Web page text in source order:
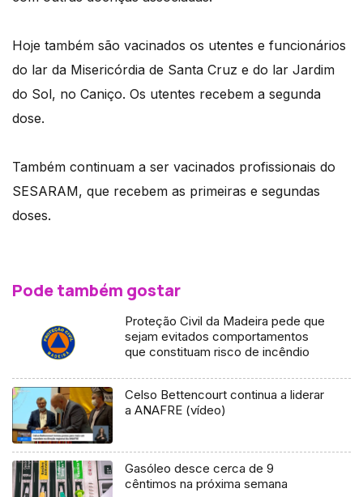
Hoje também são vacinados os utentes e funcionários
do lar da Misericórdia de Santa Cruz e do lar Jardim
do Sol, no Caniço. Os utentes recebem a segunda
dose.
Também continuam a ser vacinados profissionais do
SESARAM, que recebem as primeiras e segundas
doses.
Pode também gostar
Proteção Civil da Madeira pede que
sejam evitados comportamentos
que constituam risco de incêndio
Celso Bettencourt continua a liderar
a ANAFRE (vídeo)
Gasóleo desce cerca de 9
cêntimos na próxima semana